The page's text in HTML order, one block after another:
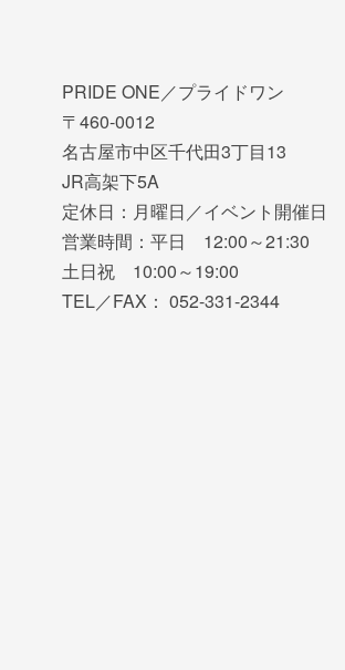
PRIDE ONE／プライドワン
〒460-0012
名古屋市中区千代田3丁目13
JR高架下5A
定休日：月曜日／イベント開催日
営業時間：平日 12:00～21:30
土日祝 10:00～19:00
TEL／FAX： 052-331-2344